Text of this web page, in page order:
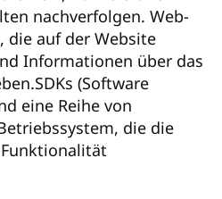
nachverfolgen. Web-
die auf der Website
Informationen über das
(Software
eine Reihe von
die die